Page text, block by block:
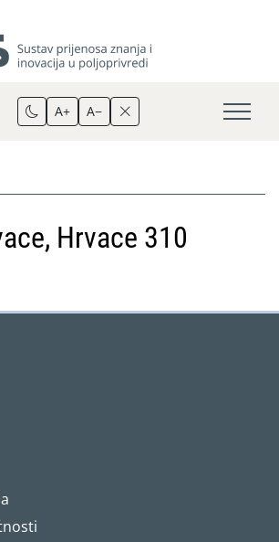
A+ A−
Hrvace 310